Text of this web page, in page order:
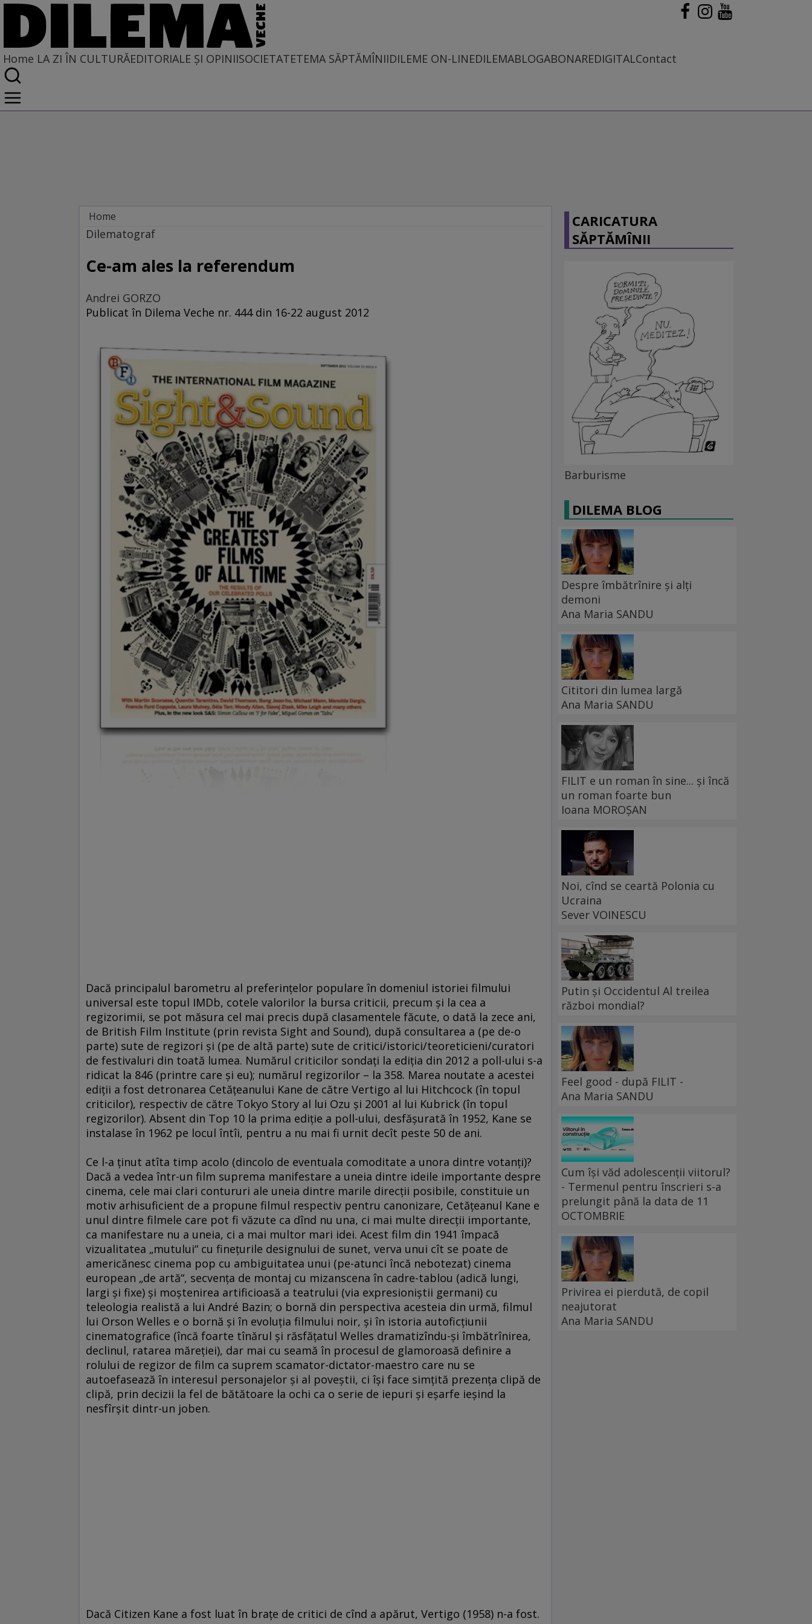
Home LA ZI ÎN CULTURĂEDITORIALE ȘI OPINIISOCIETATETEMA SĂPTĂMÎNIIDILEME ON-LINEDILEMABLOGABONAREDIGITALContact
Home
La zi în cultură
Dilematograf
Ce-am ales la referendum
Andrei GORZO
Publicat în Dilema Veche nr. 444 din 16-22 august 2012
Dacă principalul barometru al preferinţelor populare în domeniul istoriei filmului
universal este topul IMDb, cotele valorilor la bursa criticii, precum şi la cea a
regizorimii, se pot măsura cel mai precis după clasamentele făcute, o dată la zece ani,
de British Film Institute (prin revista Sight and Sound), după consultarea a (pe de-o
parte) sute de regizori şi (pe de altă parte) sute de critici/istorici/teoreticieni/curatori
de festivaluri din toată lumea. Numărul criticilor sondaţi la ediţia din 2012 a poll-ului s-a
ridicat la 846 (printre care şi eu); numărul regizorilor – la 358. Marea noutate a acestei
ediţii a fost detronarea Cetăţeanului Kane de către Vertigo al lui Hitchcock (în topul
criticilor), respectiv de către Tokyo Story al lui Ozu şi 2001 al lui Kubrick (în topul
regizorilor). Absent din Top 10 la prima ediţie a poll-ului, desfăşurată în 1952, Kane se
instalase în 1962 pe locul întîi, pentru a nu mai fi urnit decît peste 50 de ani.
Ce l-a ţinut atîta timp acolo (dincolo de eventuala comoditate a unora dintre votanţi)?
Dacă a vedea într-un film suprema manifestare a uneia dintre ideile importante despre
cinema, cele mai clari contururi ale uneia dintre marile direcţii posibile, constituie un
motiv arhisuficient de a propune filmul respectiv pentru canonizare, Cetăţeanul Kane e
unul dintre filmele care pot fi văzute ca dînd nu una, ci mai multe direcţii importante,
ca manifestare nu a uneia, ci a mai multor mari idei. Acest film din 1941 împacă
vizualitatea „mutului“ cu fineţurile designului de sunet, verva unui cît se poate de
americănesc cinema pop cu ambiguitatea unui (pe-atunci încă nebotezat) cinema
european „de artă“, secvenţa de montaj cu mizanscena în cadre-tablou (adică lungi,
largi şi fixe) şi moştenirea artificioasă a teatrului (via expresioniştii germani) cu
teleologia realistă a lui André Bazin; o bornă din perspectiva acesteia din urmă, filmul
lui Orson Welles e o bornă şi în evoluţia filmului noir, şi în istoria autoficţiunii
cinematografice (încă foarte tînărul şi răsfăţatul Welles dramatizîndu-şi îmbătrînirea,
declinul, ratarea măreţiei), dar mai cu seamă în procesul de glamoroasă definire a
rolului de regizor de film ca suprem scamator-dictator-maestro care nu se
autoefasează în interesul personajelor şi al poveştii, ci îşi face simţită prezenţa clipă de
clipă, prin decizii la fel de bătătoare la ochi ca o serie de iepuri şi eşarfe ieşind la
nesfîrşit dintr-un joben.
Dacă Citizen Kane a fost luat în braţe de critici de cînd a apărut, Vertigo (1958) n-a fost.
CARICATURA
SĂPTĂMÎNII
Barburisme
DILEMA BLOG
Despre îmbătrînire și alți
demoni
Ana Maria SANDU
Cititori din lumea largă
Ana Maria SANDU
FILIT e un roman în sine... și încă
un roman foarte bun
Ioana MOROȘAN
Noi, cînd se ceartă Polonia cu
Ucraina
Sever VOINESCU
Putin și Occidentul Al treilea
război mondial?
Feel good - după FILIT -
Ana Maria SANDU
Cum își văd adolescenții viitorul?
- Termenul pentru înscrieri s-a
prelungit până la data de 11
OCTOMBRIE
Privirea ei pierdută, de copil
neajutorat
Ana Maria SANDU